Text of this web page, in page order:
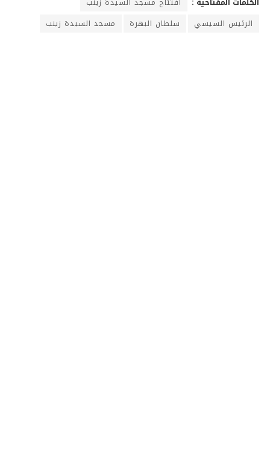
الرئيس السيسي
سلطان البهرة مسجد السيدة زينب